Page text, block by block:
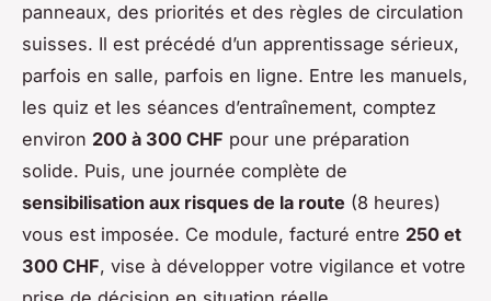
panneaux, des priorités et des règles de circulation
suisses. Il est précédé d’un apprentissage sérieux,
parfois en salle, parfois en ligne. Entre les manuels,
les quiz et les séances d’entraînement, comptez
environ 200 à 300 CHF pour une préparation
solide. Puis, une journée complète de
sensibilisation aux risques de la route (8 heures)
vous est imposée. Ce module, facturé entre 250 et
300 CHF, vise à développer votre vigilance et votre